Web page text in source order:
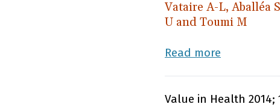
Vataire A-L, Aballéa
U and Toumi M
Read more
Value in Health 2014;